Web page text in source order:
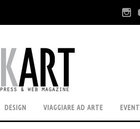
DESIGN VIAGGIARE AD ARTE